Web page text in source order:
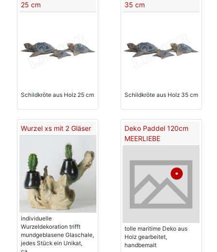
25 cm
Schildkröte aus Holz 25 cm
35 cm
Schildkröte aus Holz 35 cm
Wurzel xs mit 2 Gläser
individuelle
Wurzeldekoration trifft
mundgeblasene Glaschale,
jedes Stück ein Unikat,
Deko Paddel 120cm
MEERLIEBE
tolle maritime Deko aus
Holz gearbeitet,
handbemalt